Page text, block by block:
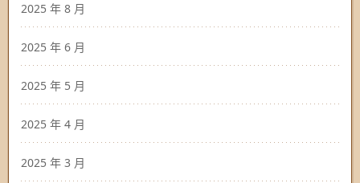
2025 年 8 月
2025 年 6 月
2025 年 5 月
2025 年 4 月
2025 年 3 月